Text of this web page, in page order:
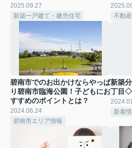
2025.09.27
新築一戸建て・建売住宅
不動
碧南市でのお出かけならやっぱ
り碧南市臨海公園！子どもにお
すすめのポイントとは？
2024.06.24
碧南市エリア情報
新築
丁目
新着